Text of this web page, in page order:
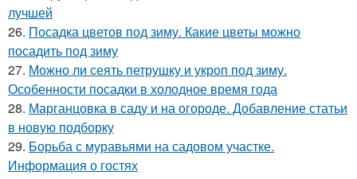
лучшей
26. Посадка цветов под зиму. Какие цветы можно
посадить под зиму
27. Можно ли сеять петрушку и укроп под зиму.
Особенности посадки в холодное время года
28. Марганцовка в саду и на огороде. Добавление статьи
в новую подборку
29. Борьба с муравьями на садовом участке.
Информация о гостях